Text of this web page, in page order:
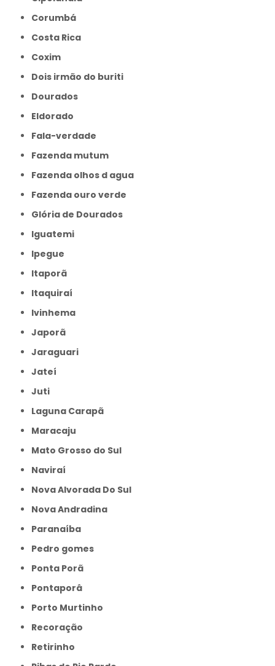
Corumbá
Costa Rica
Coxim
Dois irmão do buriti
Dourados
Eldorado
Fala-verdade
Fazenda mutum
Fazenda olhos d agua
Fazenda ouro verde
Glória de Dourados
Iguatemi
Ipegue
Itaporã
Itaquiraí
Ivinhema
Japorã
Jaraguari
Jateí
Juti
Laguna Carapã
Maracaju
Mato Grosso do Sul
Naviraí
Nova Alvorada Do Sul
Nova Andradina
Paranaíba
Pedro gomes
Ponta Porã
Pontaporâ
Porto Murtinho
Recoração
Retirinho